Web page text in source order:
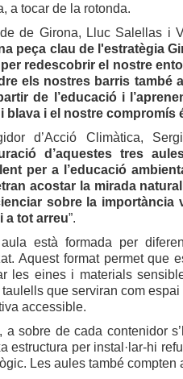
a tocar de la rotonda.
de Girona, Lluc Salellas i
peça clau de l'estratègia
redescobrir el nostre
els nostres barris també
de l’educació i
blava i el nostre compromís
d’Acció Climàtica,
d’aquestes tres
per a l’educació
acostar la mirada
sobre la importància
a tot arreu”.
està formada per
Aquest format permet que
les eines i materials
taulells que serviran com
accessible.
a sobre de cada contenidor
estructura per instal·lar-hi
Les aules també